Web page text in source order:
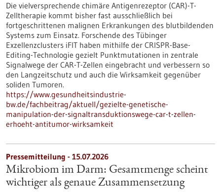
Die vielversprechende chimäre Antigenrezeptor (CAR)-T-
Zelltherapie kommt bisher fast ausschließlich bei
fortgeschrittenen malignen Erkrankungen des blutbildenden
Systems zum Einsatz. Forschende des Tübinger
Exzellenzclusters iFIT haben mithilfe der CRISPR-Base-
Editing-Technologie gezielt Punktmutationen in zentrale
Signalwege der CAR-T-Zellen eingebracht und verbessern so
den Langzeitschutz und auch die Wirksamkeit gegenüber
soliden Tumoren.
https://www.gesundheitsindustrie-
bw.de/fachbeitrag/aktuell/gezielte-genetische-
manipulation-der-signaltransduktionswege-car-t-zellen-
erhoeht-antitumor-wirksamkeit
Pressemitteilung - 15.07.2026
Mikrobiom im Darm: Gesamtmenge scheint
wichtiger als genaue Zusammensetzung